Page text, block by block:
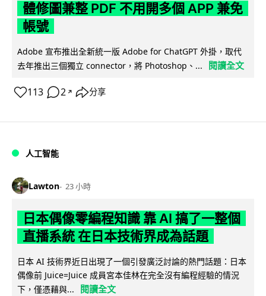
體修圖兼整 PDF 不用開多個 APP 兼免
帳號
Adobe 宣布推出全新統一版 Adobe for ChatGPT 外掛，取代
去年推出三個獨立 connector，將 Photoshop、...
閱讀全文
113 2 ↗ 分享
人工智能
Lawton 23 小時
日本偶像零編程知識 靠 AI 搞了一整個
直播系統 在日本技術界成為話題
日本 AI 技術界近日出現了一個引發廣泛討論的熱門話題：日本
偶像前 Juice=Juice 成員宮本佳林在完全沒有編程經驗的情況
下，僅憑藉與...
閱讀全文